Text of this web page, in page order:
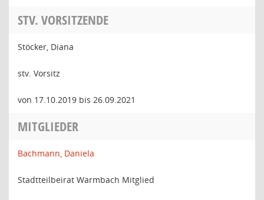
STV. VORSITZENDE
Stöcker, Diana
stv. Vorsitz
von 17.10.2019 bis 26.09.2021
MITGLIEDER
Bachmann, Daniela
Stadtteilbeirat Warmbach Mitglied